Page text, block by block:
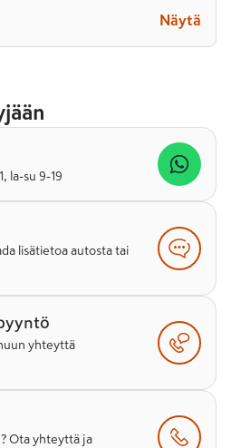
Näytä
la-su 9-19
lisätietoa autosta tai
yhteyttä
Ota yhteyttä ja